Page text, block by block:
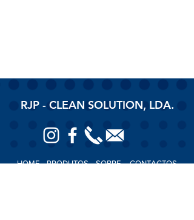
RJP - CLEAN SOLUTION, LDA.
HOMEPRODUTOSSOBRE CONTACTOS